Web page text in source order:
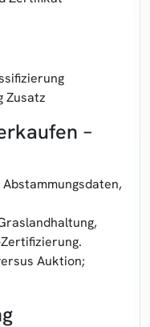
Zusatz
–
Abstammungs­daten,
Auktion;